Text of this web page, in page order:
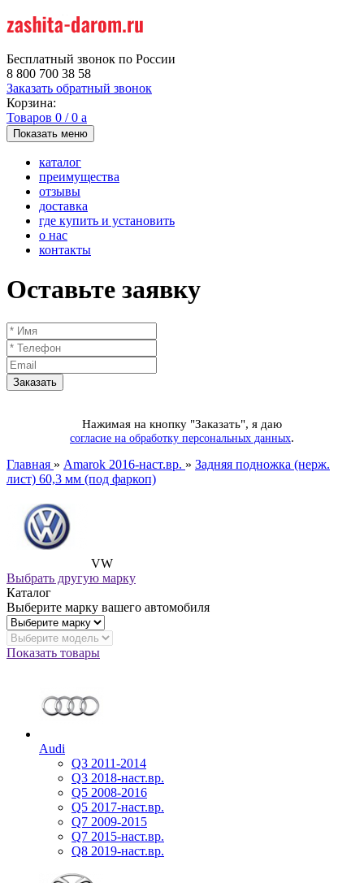
Бесплатный звонок по России
8 800 700 38 58
Заказать обратный звонок
Корзина:
Товаров 0 /0 a
Показать меню
каталог
преимущества
отзывы
доставка
где купить и установить
о нас
контакты
Оставьте заявку
Нажимая на кнопку "Заказать", я даю
согласие на обработку персональных данных.
Главная » Amarok 2016-наст.вр. » Задняя подножка (нерж.
лист) 60,3 мм (под фаркоп)
VW
Выбрать другую марку
Каталог
Выберите марку вашего автомобиля
Показать товары
Audi
Q3 2011-2014
Q3 2018-наст.вр.
Q5 2008-2016
Q5 2017-наст.вр.
Q7 2009-2015
Q7 2015-наст.вр.
Q8 2019-наст.вр.